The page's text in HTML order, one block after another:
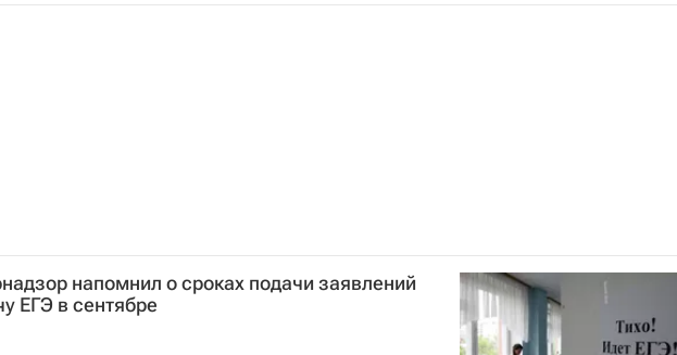
напомнил о сроках подачи заявлений
ЕГЭ в сентябре